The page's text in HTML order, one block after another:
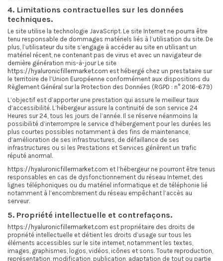
4. Limitations contractuelles sur les données
techniques.
Le site utilise la technologie JavaScript. Le site Internet ne pourra être
tenu responsable de dommages matériels liés à l’utilisation du site. De
plus, l’utilisateur du site s’engage à accéder au site en utilisant un
matériel récent, ne contenant pas de virus et avec un navigateur de
dernière génération mis-à-jour Le site
https://hyaluronicfillermarket.com est hébergé chez un prestataire sur
le territoire de l’Union Européenne conformément aux dispositions du
Règlement Général sur la Protection des Données (RGPD : n° 2016-679)
L’objectif est d’apporter une prestation qui assure le meilleur taux
d’accessibilité. L’hébergeur assure la continuité de son service 24
Heures sur 24, tous les jours de l’année. Il se réserve néanmoins la
possibilité d’interrompre le service d’hébergement pour les durées les
plus courtes possibles notamment à des fins de maintenance,
d’amélioration de ses infrastructures, de défaillance de ses
infrastructures ou si les Prestations et Services génèrent un trafic
réputé anormal.
https://hyaluronicfillermarket.com et l’hébergeur ne pourront être tenus
responsables en cas de dysfonctionnement du réseau Internet, des
lignes téléphoniques ou du matériel informatique et de téléphonie lié
notamment à l’encombrement du réseau empêchant l’accès au
serveur.
5. Propriété intellectuelle et contrefaçons.
https://hyaluronicfillermarket.com est propriétaire des droits de
propriété intellectuelle et détient les droits d’usage sur tous les
éléments accessibles sur le site internet, notamment les textes,
images, graphismes, logos, vidéos, icônes et sons. Toute reproduction,
représentation, modification, publication, adaptation de tout ou partie